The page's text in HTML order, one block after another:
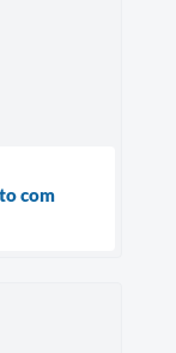
com